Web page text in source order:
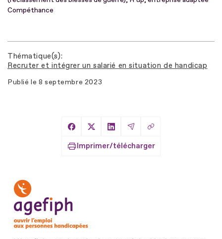
Compéthance
Thématique(s)
Recruter et intégrer un salarié en situation de handicap
Publié le 8 septembre 2023
Partager sur Facebook
Partager sur X
Partager sur LinkedIn
Partager par Email
Copier le lien
Imprimer/télécharger